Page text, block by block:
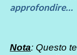
approfondire…
Nota: Questo